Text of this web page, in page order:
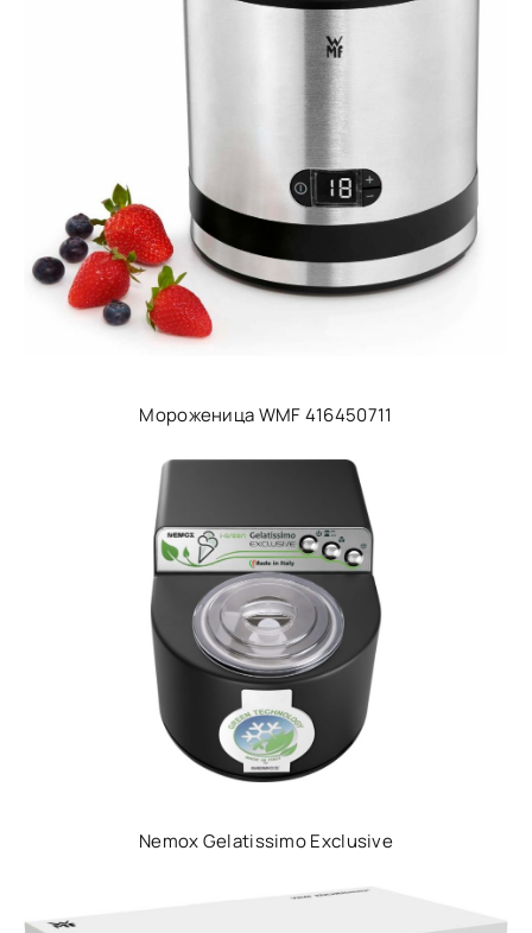
Мороженица WMF 416450711
Nemox Gelatissimo Exclusive